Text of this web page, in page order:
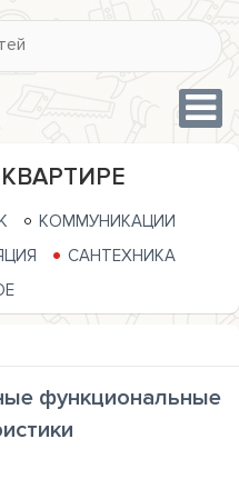
КОММУНИКАЦИИ
САНТЕХНИКА
функциональные